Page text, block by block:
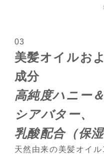
03
美髪オイルお
成分
高純度ハニー
シアバター、
乳酸配合（保湿
天然由来の美髪オイ